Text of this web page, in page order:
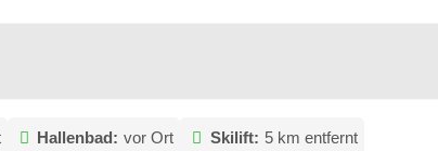
Hallenbad: vor Ort Skilift: 5 km entfernt